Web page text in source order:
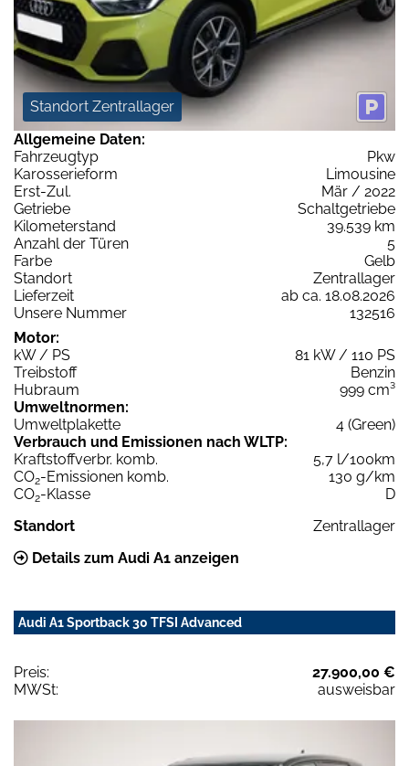
Standort Zentrallager
Allgemeine Daten:
Fahrzeugtyp
Pkw
Karosserieform
Limousine
Erst-Zul.
Mär / 2022
Getriebe
Schaltgetriebe
Kilometerstand
39.539 km
Anzahl der Türen
5
Farbe
Gelb
Standort
Zentrallager
Lieferzeit
ab ca. 18.08.2026
Unsere Nummer
132516
Motor:
kW / PS
81 kW / 110 PS
Treibstoff
Benzin
Hubraum
999 cm³
Umweltnormen:
Umweltplakette
4 (Green)
Verbrauch und Emissionen nach WLTP:
Kraftstoffverbr. komb.
5,7 l/100km
CO2-Emissionen komb.
130 g/km
CO2-Klasse
D
Standort
Zentrallager
Details zum Audi A1 anzeigen
Audi A1 Sportback 30 TFSI Advanced
Preis:
27.900,00 €
MWSt:
ausweisbar